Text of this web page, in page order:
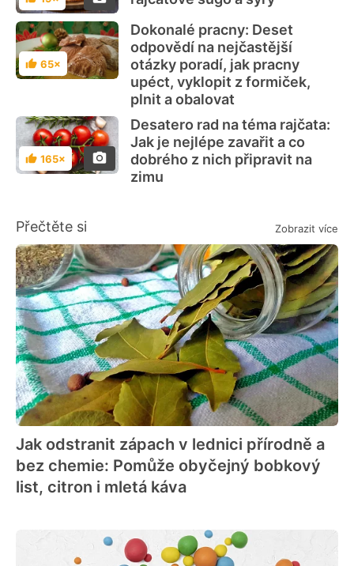
Hodnocení
65×
Dokonalé pracny: Deset
odpovědí na nejčastější
otázky poradí, jak pracny
upéct, vyklopit z formiček,
plnit a obalovat
Hodnocení
165×
Desatero rad na téma rajčata:
Jak je nejlépe zavařit a co
dobrého z nich připravit na
zimu
Přečtěte si Zobrazit více
Jak odstranit zápach v lednici přírodně a
bez chemie: Pomůže obyčejný bobkový
list, citron i mletá káva